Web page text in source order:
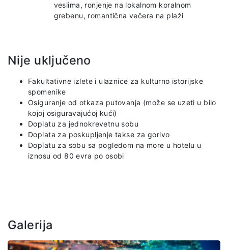
veslima, ronjenje na lokalnom koralnom
grebenu, romantična večera na plaži
Nije uključeno
Fakultativne izlete i ulaznice za kulturno istorijske
spomenike
Osiguranje od otkaza putovanja (može se uzeti u bilo
kojoj osiguravajućoj kući)
Doplatu za jednokrevetnu sobu
Doplata za poskupljenje takse za gorivo
Doplatu za sobu sa pogledom na more u hotelu u
iznosu od 80 evra po osobi
Galerija